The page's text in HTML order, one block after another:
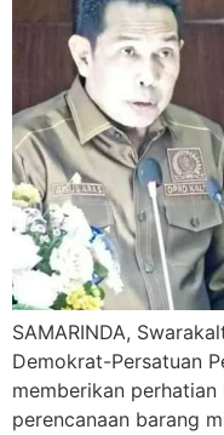
SAMARINDA,
Demokrat-Persatuan
memberikan
perencanaan barang